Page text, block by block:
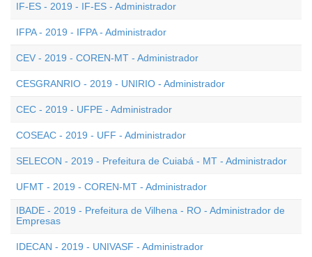
IF-ES - 2019 - IF-ES - Administrador
IFPA - 2019 - IFPA - Administrador
CEV - 2019 - COREN-MT - Administrador
CESGRANRIO - 2019 - UNIRIO - Administrador
CEC - 2019 - UFPE - Administrador
COSEAC - 2019 - UFF - Administrador
SELECON - 2019 - Prefeitura de Cuiabá - MT - Administrador
UFMT - 2019 - COREN-MT - Administrador
IBADE - 2019 - Prefeitura de Vilhena - RO - Administrador de
Empresas
IDECAN - 2019 - UNIVASF - Administrador